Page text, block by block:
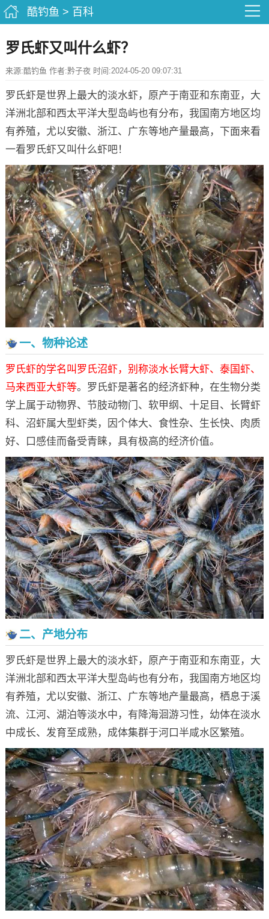
酷钓鱼 > 百科
罗氏虾又叫什么虾？
来源:酷钓鱼 作者:黔子夜 时间:2024-05-20 09:07:31
罗氏虾是世界上最大的淡水虾，原产于南亚和东南亚，大
洋洲北部和西太平洋大型岛屿也有分布，我国南方地区均
有养殖，尤以安徽、浙江、广东等地产量最高，下面来看
一看罗氏虾又叫什么虾吧！
一、物种论述
罗氏虾的学名叫罗氏沼虾，别称淡水长臂大虾、泰国虾、
马来西亚大虾等。罗氏虾是著名的经济虾种，在生物分类
学上属于动物界、节肢动物门、软甲纲、十足目、长臂虾
科、沼虾属大型虾类，因个体大、食性杂、生长快、肉质
好、口感佳而备受青睐，具有极高的经济价值。
二、产地分布
罗氏虾是世界上最大的淡水虾，原产于南亚和东南亚，大
洋洲北部和西太平洋大型岛屿也有分布，我国南方地区均
有养殖，尤以安徽、浙江、广东等地产量最高，栖息于溪
流、江河、湖泊等淡水中，有降海洄游习性，幼体在淡水
中成长、发育至成熟，成体集群于河口半咸水区繁殖。